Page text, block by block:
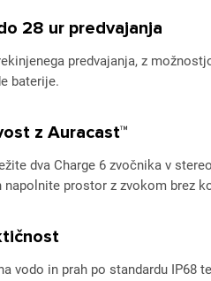
28 ur predvajanja
predvajanja, z
baterije.
z Auracast™
dva Charge 6 zvočnika v
prostor z zvokom brez
vodo in prah po standardu IP68